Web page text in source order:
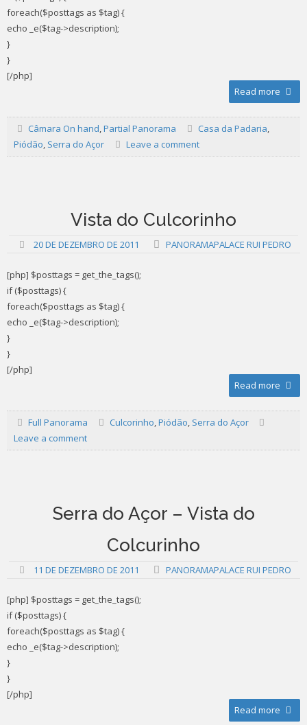
foreach($posttags as $tag) {
echo _e($tag->description);
}
}
[/php]
Read more
Câmara On hand,Partial Panorama Casa da Padaria,
Piódão, Serra do Açor Leave a comment
Vista do Culcorinho
20 DE DEZEMBRO DE 2011 PANORAMAPALACE RUI PEDRO
[php] $posttags = get_the_tags();
if ($posttags) {
foreach($posttags as $tag) {
echo _e($tag->description);
}
}
[/php]
Read more
Full Panorama Culcorinho Piódão Serra do Açor
Leave a comment
Serra do Açor – Vista do
Colcurinho
11 DE DEZEMBRO DE 2011 PANORAMAPALACE RUI PEDRO
[php] $posttags = get_the_tags();
if ($posttags) {
foreach($posttags as $tag) {
echo _e($tag->description);
}
}
[/php]
Read more